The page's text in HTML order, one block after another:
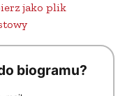
jako plik
biogramu?